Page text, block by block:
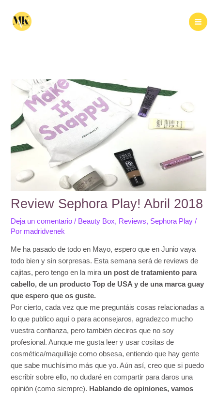
contenido
Review Sephora Play! Abril 2018
Deja un comentario / Beauty Box, Reviews, Sephora Play /
Por madridvenek
Me ha pasado de todo en Mayo, espero que en Junio vaya
todo bien y sin sorpresas. Esta semana será de reviews de
cajitas, pero tengo en la mira un post de tratamiento para
cabello, de un producto Top de USA y de una marca guay
que espero que os guste.
Por cierto, cada vez que me preguntáis cosas relacionadas a
lo que publico aquí o para aconsejaros, agradezco mucho
vuestra confianza, pero también deciros que no soy
profesional. Aunque me gusta leer y usar cositas de
cosmética/maquillaje como obsesa, entiendo que hay gente
que sabe muchísimo más que yo. Aún así, creo que si puedo
escribir sobre ello, no dudaré en compartir para daros una
opinión (como siempre). Hablando de opiniones, vamos